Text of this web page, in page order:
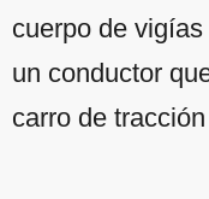
cuerpo de
un conductor
carro de